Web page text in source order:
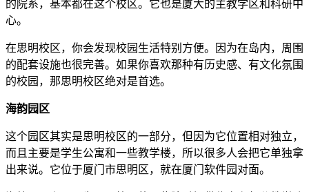
的院系，基本都在这个校区。它也是厦大的主教学区和科研中
心。
在思明校区，你会发现校园生活特别方便。因为在岛内，周围
的配套设施也很完善。如果你喜欢那种有历史感、有文化氛围
的校园，那思明校区绝对是首选。
海韵园区
这个园区其实是思明校区的一部分，但因为它位置相对独立，
而且主要是学生公寓和一些教学楼，所以很多人会把它单独拿
出来说。它位于厦门市思明区，就在厦门软件园对面。